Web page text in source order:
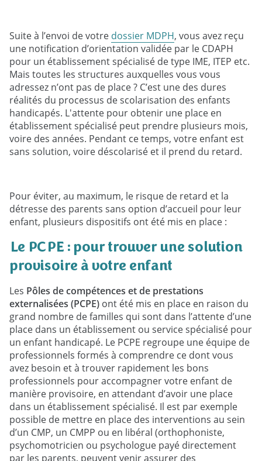
Suite à l’envoi de votre dossier MDPH, vous avez reçu
une notification d’orientation validée par le CDAPH
pour un établissement spécialisé de type IME, ITEP etc.
Mais toutes les structures auxquelles vous vous
adressez n’ont pas de place ? C’est une des dures
réalités du processus de scolarisation des enfants
handicapés. L'attente pour obtenir une place en
établissement spécialisé peut prendre plusieurs mois,
voire des années. Pendant ce temps, votre enfant est
sans solution, voire déscolarisé et il prend du retard.
Pour éviter, au maximum, le risque de retard et la
détresse des parents sans option d’accueil pour leur
enfant, plusieurs dispositifs ont été mis en place :
Le PCPE : pour trouver une solution
provisoire à votre enfant
Les Pôles de compétences et de prestations
externalisées (PCPE) ont été mis en place en raison du
grand nombre de familles qui sont dans l’attente d’une
place dans un établissement ou service spécialisé pour
un enfant handicapé. Le PCPE regroupe une équipe de
professionnels formés à comprendre ce dont vous
avez besoin et à trouver rapidement les bons
professionnels pour accompagner votre enfant de
manière provisoire, en attendant d’avoir une place
dans un établissement spécialisé. Il est par exemple
possible de mettre en place des interventions au sein
d’un CMP, un CMPP ou en libéral (orthophoniste,
psychomotricien ou psychologue payé directement
par les parents, peuvent venir assurer des